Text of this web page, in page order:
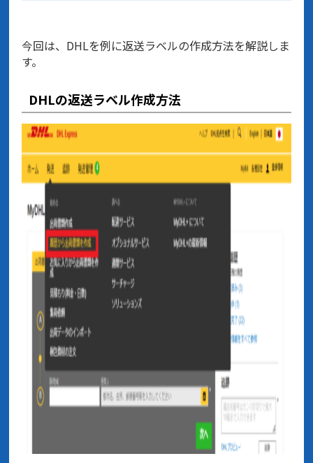
今回は、DHLを例に返送ラベルの作成方法を解説しま
す。
DHLの返送ラベル作成方法